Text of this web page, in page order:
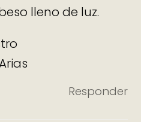
lleno de luz.
Responder